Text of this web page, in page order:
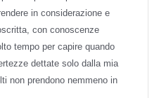
in considerazione e
con conoscenze
tempo per capire quando
dettate solo dalla mia
non prendono nemmeno in